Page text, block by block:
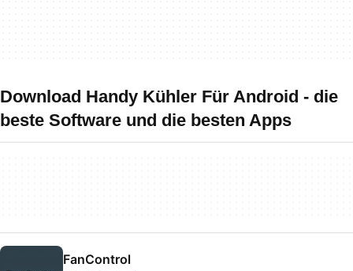
Download Handy Kühler Für Android - die
beste Software und die besten Apps
FanControl